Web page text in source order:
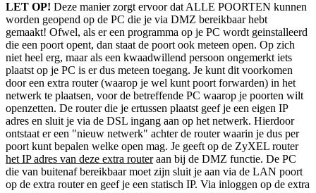
LET OP! Deze manier zorgt ervoor dat ALLE POORTEN kunnen
worden geopend op de PC die je via DMZ bereikbaar hebt
gemaakt! Ofwel, als er een programma op je PC wordt geinstalleerd
die een poort opent, dan staat de poort ook meteen open. Op zich
niet heel erg, maar als een kwaadwillend persoon ongemerkt iets
plaatst op je PC is er dus meteen toegang. Je kunt dit voorkomen
door een extra router (waarop je wel kunt poort forwarden) in het
netwerk te plaatsen, voor de betreffende PC waarop je poorten wilt
openzetten. De router die je ertussen plaatst geef je een eigen IP
adres en sluit je via de DSL ingang aan op het netwerk. Hierdoor
ontstaat er een "nieuw netwerk" achter de router waarin je dus per
poort kunt bepalen welke open mag. Je geeft op de ZyXEL router
het IP adres van deze extra routeraan bij de DMZ functie. De PC
die van buitenaf bereikbaar moet zijn sluit je aan via de LAN poort
op de extra router en geef je een statisch IP. Via inloggen op de extra